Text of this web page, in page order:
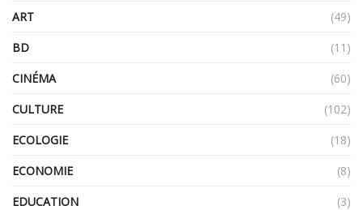
ART
(49)
BD
(11)
CINÉMA
(60)
CULTURE
(102)
ECOLOGIE
(18)
ECONOMIE
(8)
EDUCATION
(3)